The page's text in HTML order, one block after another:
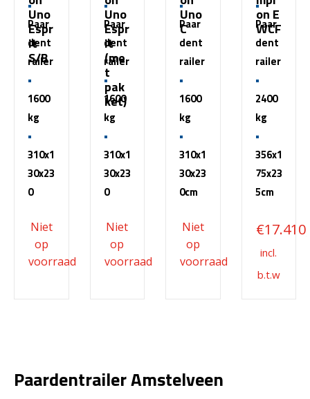
Uno
Espr
it
S/B
Paar
dent
railer
1600
kg
310x1
30x23
0
Uno
Espr
it
(me
t
pak
ket)
Paar
dent
railer
1600
kg
310x1
30x23
0
Uno
C
Paar
dent
railer
1600
kg
310x1
30x23
0cm
on E
WCF
Paar
dent
railer
2400
kg
356x1
75x23
5cm
€
Paardentrailer Amstelveen